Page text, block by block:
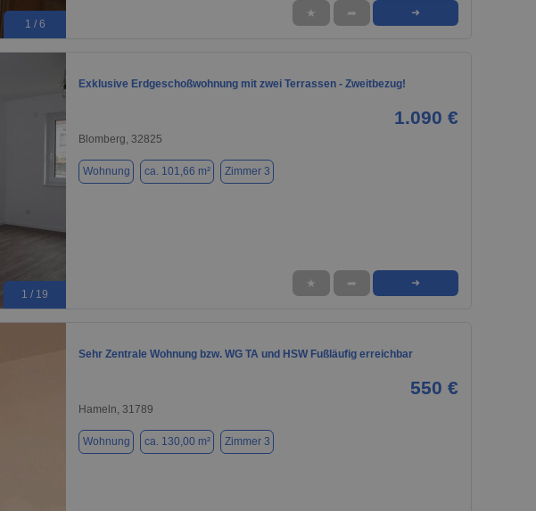
1 / 6
★ ➦ ➜
1 / 19
Exklusive Erdgeschoßwohnung mit zwei Terrassen - Zweitbezug!
1.090 €
Blomberg, 32825
Wohnung ca. 101,66 m² Zimmer 3
★ ➦ ➜
Sehr Zentrale Wohnung bzw. WG TA und HSW Fußläufig erreichbar
550 €
Hameln, 31789
Wohnung ca. 130,00 m² Zimmer 3